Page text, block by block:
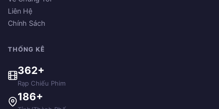
Liên Hệ
Chính Sách
THỐNG KÊ
362+
Rạp Chiếu Phim
186+